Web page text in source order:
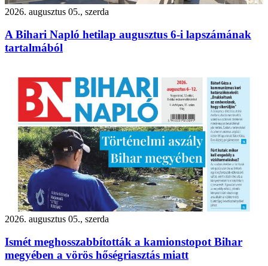
2026. augusztus 05., szerda
A Bihari Napló hetilap augusztus 6-i lapszámának
tartalmából
2026. augusztus 05., szerda
Ismét meghosszabbították a kamionstopot Bihar
megyében a vörös hőségriasztás miatt